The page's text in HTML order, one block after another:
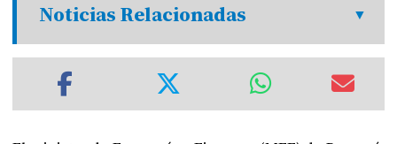
Noticias Relacionadas